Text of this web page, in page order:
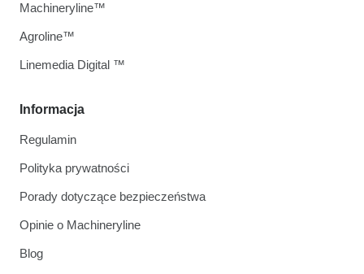
Informacja
Regulamin
Polityka prywatności
Porady dotyczące bezpieczeństwa
Opinie o Machineryline
Blog
Machineryline™
Agroline™
Linemedia Digital ™